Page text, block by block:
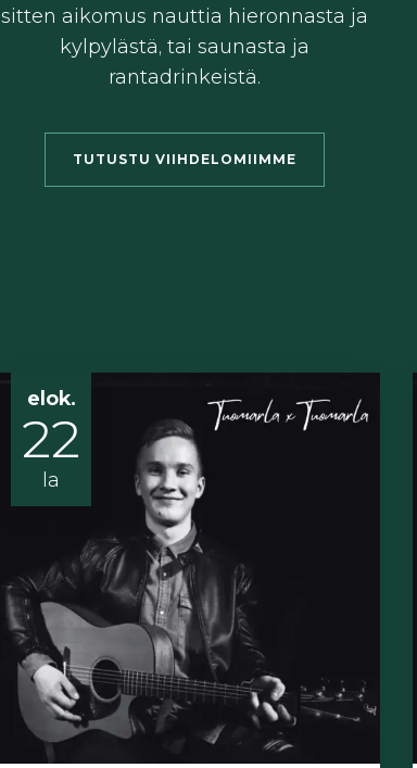
sitten aikomus nauttia hieronnasta ja
kylpylästä, tai saunasta ja
rantadrinkeistä.
TUTUSTU VIIHDELOMIIMME
elok.
22
la